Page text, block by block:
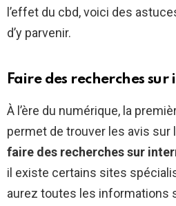
l’effet du cbd, voici des
d’y parvenir.
Faire des recherches
À l’ère du numérique, la
permet de trouver les avis sur
faire des recherches sur
il existe certains sites
aurez toutes les informations